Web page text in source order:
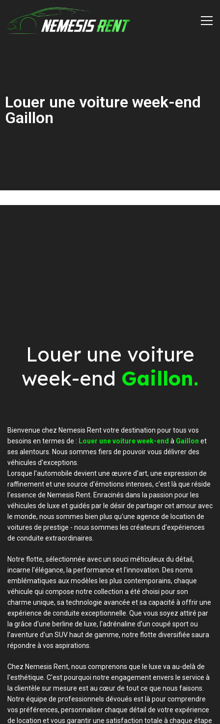
Louer une voiture week-end
Gaillon
Louer une voiture
week-end Gaillon.
Bienvenue chez Nemesis Rent votre destination pour tous vos
besoins en termes de : Louer une voiture week-end à Gaillon et
ses alentours. Nous sommes fiers de pouvoir vous délivrer des
véhicules d'exceptions.
Lorsque l'automobile devient une œuvre d'art, une expression de
raffinement et une source d'émotions intenses, c'est là que réside
l'essence de Nemesis Rent. Enracinés dans la passion pour les
véhicules de luxe et guidés par le désir de partager cet amour avec
le monde, nous sommes bien plus qu'une agence de location de
voitures de prestige - nous sommes les créateurs d'expériences
de conduite extraordinaires.
Notre flotte, sélectionnée avec un souci méticuleux du détail,
incarne l'élégance, la performance et l'innovation. Des noms
emblématiques aux modèles les plus contemporains, chaque
véhicule qui compose notre collection a été choisi pour son
charme unique, sa technologie avancée et sa capacité à offrir une
expérience de conduite exceptionnelle. Que vous soyez attiré par
la grâce d'une berline de luxe, l'adrénaline d'un coupé sport ou
l'aventure d'un SUV haut de gamme, notre flotte diversifiée saura
répondre à vos aspirations.
Chez Nemesis Rent, nous comprenons que le luxe va au-delà de
l'esthétique. C'est pourquoi notre engagement envers le service à
la clientèle sur mesure est au cœur de tout ce que nous faisons.
Notre équipe de professionnels dévoués est là pour comprendre
vos préférences, personnaliser chaque détail de votre expérience
de location et vous garantir une satisfaction totale à chaque étape